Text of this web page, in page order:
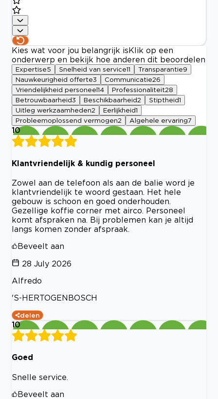
Kies wat voor jou belangrijk is Klik op een
onderwerp en bekijk hoe anderen dit beoordelen
Expertise5 Snelheid van service11 Transparantie9
Nauwkeurigheid offerte3 Communicatie26
Vriendelijkheid personeel 14 Professionaliteit28
Betrouwbaarheid3 Beschikbaarheid2 Stiptheid1
Uitleg werkzaamheden2 Eerlijkheid1
Probleemoplossend vermogen2 Algehele ervaring7
10
Klantvriendelijk & kundig personeel
Zowel aan de telefoon als aan de balie word je
klantvriendelijk te woord gestaan. Het hele
gebouw is schoon en goed onderhouden.
Gezellige koffie corner met airco. Personeel
komt afspraken na. Bij problemen kan je altijd
langs komen zonder afspraak.
Beveelt aan
28 July 2026
Alfredo
'S-HERTOGENBOSCH
delen
10
Goed
Snelle service.
Beveelt aan